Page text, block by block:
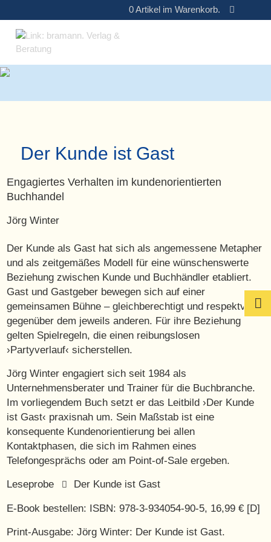
0Artikel im Warenkorb.
Der Kunde ist Gast
Engagiertes Verhalten im kundenorientierten
Buchhandel
Jörg Winter
Der Kunde als Gast hat sich als angemessene Metapher
und als zeitgemäßes Modell für eine wünschenswerte
Beziehung zwischen Kunde und Buchhändler etabliert.
Gast und Gastgeber bewegen sich auf einer
gemeinsamen Bühne – gleichberechtigt und respektvoll
gegenüber dem jeweils anderen. Für ihre Beziehung
gelten Spielregeln, die einen reibungslosen
›Partyverlauf‹ sicherstellen.
Jörg Winter engagiert sich seit 1984 als
Unternehmensberater und Trainer für die Buchbranche.
Im vorliegendem Buch setzt er das Leitbild ›Der Kunde
ist Gast‹ praxisnah um. Sein Maßstab ist eine
konsequente Kundenorientierung bei allen
Kontaktphasen, die sich im Rahmen eines
Telefongesprächs oder am Point-of-Sale ergeben.
Leseprobe Der Kunde ist Gast
E-Book bestellen: ISBN:978-3-934054-90-5, 16,99 € [D]
Print-Ausgabe: Jörg Winter: Der Kunde ist Gast.
